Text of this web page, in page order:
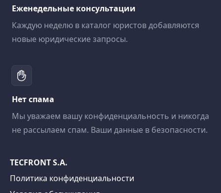
Еженедельные консультации
Каждую неделю в каталог юристов добавляются
новые юридические запросы.
Нет спама
Мы уважаем вашу конфиденциальность и никогда
не рассылаем спам. Ваши данные в безопасности.
TECFRONT S.A.
Политика конфиденциальности